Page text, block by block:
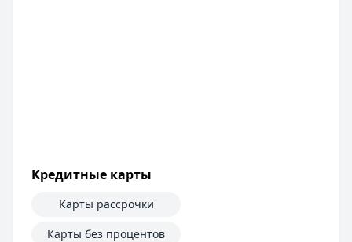
Кредитные карты
Карты рассрочки
Карты без процентов